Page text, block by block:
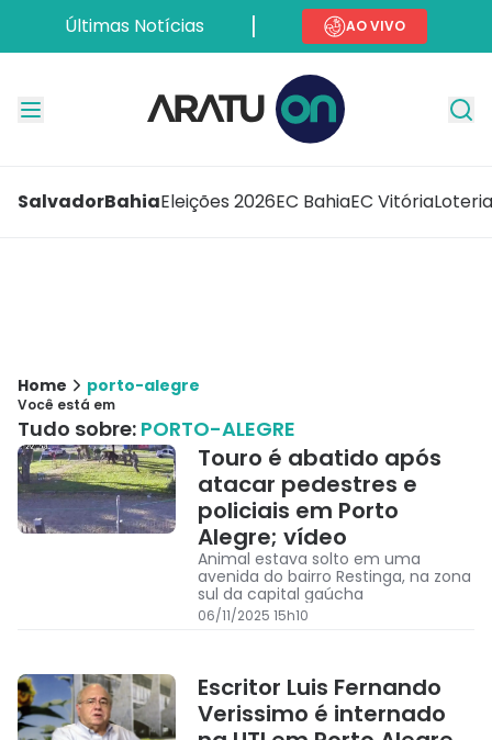
Últimas Notícias AO VIVO
SalvadorBahiaEleições 2026EC BahiaEC Vitória
Home porto-alegre
Você está em
Tudo sobre: PORTO-ALEGRE
Touro é abatido após
atacar pedestres e
policiais em Porto
Alegre; vídeo
Animal estava solto em uma
avenida do bairro Restinga, na zona
sul da capital gaúcha
06/11/2025 15h10
Escritor Luis Fernando
Verissimo é internado